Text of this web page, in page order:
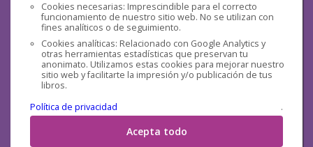
Cookies necesarias: Imprescindible para el correcto
funcionamiento de nuestro sitio web. No se utilizan con
fines analíticos o de seguimiento.
Cookies analíticas: Relacionado con Google Analytics y
otras herramientas estadísticas que preservan tu
anonimato. Utilizamos estas cookies para mejorar nuestro
sitio web y facilitarte la impresión y/o publicación de tus
libros.
Política de privacidad
.
Acepta todo
Redes sociales